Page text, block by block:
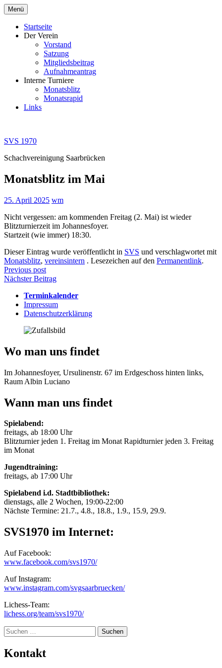
Zum
Inhalt
springen
Menü
Startseite
Der Verein
Vorstand
Satzung
Mitgliedsbeitrag
Aufnahmeantrag
Interne Turniere
Monatsblitz
Monatsrapid
Links
SVS 1970
Schachvereinigung Saarbrücken
Monatsblitz im Mai
25. April 2025 wm
Nicht vergessen: am kommenden Freitag (2. Mai) ist wieder
Blitzturnierzeit im Johannesfoyer.
Startzeit (wie immer) 18:30.
Dieser Eintrag wurde veröffentlicht in SVS und verschlagwortet mit
Monatsblitz, vereinsintern . Lesezeichen auf den Permanentlink.
Beitragsnavigation
Previous post
Nächster Beitrag
Terminkalender
Impressum
Datenschutzerklärung
Wo man uns findet
Im Johannesfoyer, Ursulinenstr. 67 im Erdgeschoss hinten links,
Raum Albin Luciano
Wann man uns findet
Spielabend:
freitags, ab 18:00 Uhr
Blitzturnier jeden 1. Freitag im Monat Rapidturnier jeden 3. Freitag
im Monat
Jugendtraining:
freitags, ab 17:00 Uhr
Spielabend i.d. Stadtbibliothek:
dienstags, alle 2 Wochen, 19:00-22:00
Nächste Termine: 21.7., 4.8., 18.8., 1.9., 15.9, 29.9.
SVS1970 im Internet:
Auf Facebook:
www.facebook.com/svs1970/
Auf Instagram:
www.instagram.com/svgsaarbruecken/
Lichess-Team:
lichess.org/team/svs1970/
Suche
Kontakt